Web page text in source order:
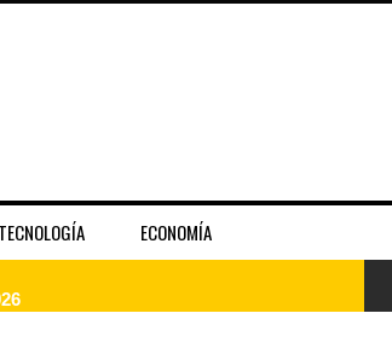
TECNOLOGÍA ECONOMÍA